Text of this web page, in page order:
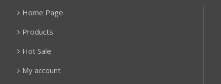
Home Page
Products
Hot Sale
My account